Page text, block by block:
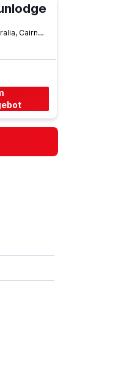
Florence St. Cairns City Qld Australia, Cairns, QLD, Australien